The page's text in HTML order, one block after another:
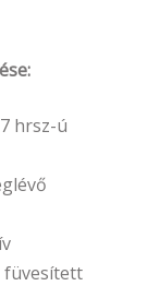
hrsz-ú
füvesített